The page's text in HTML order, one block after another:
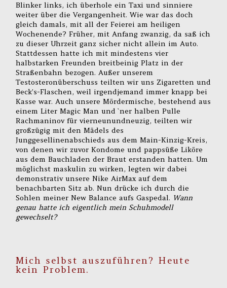
Blinker links, ich überhole ein Taxi und sinniere
weiter über die Vergangenheit. Wie war das doch
gleich damals, mit all der Feierei am heiligen
Wochenende? Früher, mit Anfang zwanzig, da saß ich
zu dieser Uhrzeit ganz sicher nicht allein im Auto.
Stattdessen hatte ich mit mindestens vier
halbstarken Freunden breitbeinig Platz in der
Straßenbahn bezogen. Außer unserem
Testosteronüberschuss teilten wir uns Zigaretten und
Beck’s-Flaschen, weil irgendjemand immer knapp bei
Kasse war. Auch unsere Mördermische, bestehend aus
einem Liter Magic Man und `ner halben Pulle
Rachmaninov für vierneunundneuzig, teilten wir
großzügig mit den Mädels des
Junggesellinenabschieds aus dem Main-Kinzig-Kreis,
von denen wir zuvor Kondome und pappsüße Liköre
aus dem Bauchladen der Braut erstanden hatten. Um
möglichst maskulin zu wirken, legten wir dabei
demonstrativ unsere Nike AirMax auf dem
benachbarten Sitz ab. Nun drücke ich durch die
Sohlen meiner New Balance aufs Gaspedal. Wann
genau hatte ich eigentlich mein Schuhmodell
gewechselt?
Mich selbst auszuführen? Heute
kein Problem.